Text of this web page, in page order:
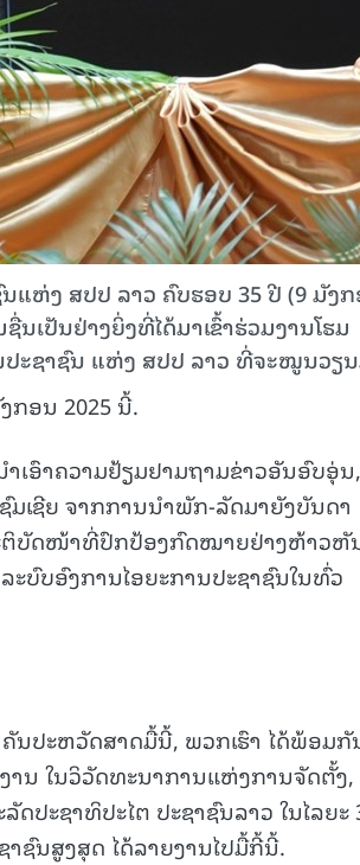
ແຫ່ງ ສປປ ລາວ ຄົບຮອບ 35 ປີ (9 ມັງ
ນເປັນຢ່າງຍິ່ງທີ່ໄດ້ມາເຂົ້າຮ່ວມງານໂຮມ
ະຊາຊົນ ແຫ່ງ ສປປ ລາວ ທີ່ຈະໝູນວຽ
ກອນ 2025 ນີ້.
ເອົາຄວາມຢ້ຽມຢາມຖາມຂ່າວອັນອົບອຸ່ນ,
ເຊີຍ ຈາກການນຳພັກ-ລັດມາຍັງບັນດາ
ຕິບັດໜ້າທີ່ປົກປ້ອງກົດໝາຍຢ່າງຫ້າວຫັ
ບົບອົງການໄອຍະການປະຊາຊົນໃນທົ່ວ
ນປະຫວັດສາດມື້ນີ້, ພວກເຮົາ ໄດ້ພ້ອມກັ
ນ ໃນວິວັດທະນາການແຫ່ງການຈັດຕັ້ງ,
ປະຊາທິປະໄຕ ປະຊາຊົນລາວ ໃນໄລຍະ
ນສູງສຸດ ໄດ້ລາຍງານໄປມື້ກີ້ນີ້.